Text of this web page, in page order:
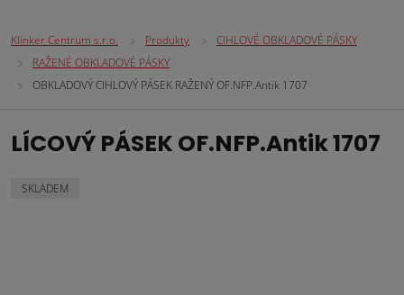
Klinker Centrum s.r.o. Produkty
CIHLOVÉ OBKLADOVÉ PÁSKY
RAŽENÉ OBKLADOVÉ PÁSKY
OBKLADOVÝ CIHLOVÝ PÁSEK RAŽENÝ OF.NFP.Antik 1707
LÍCOVÝ PÁSEK OF.NFP.Antik 1707
SKLADEM